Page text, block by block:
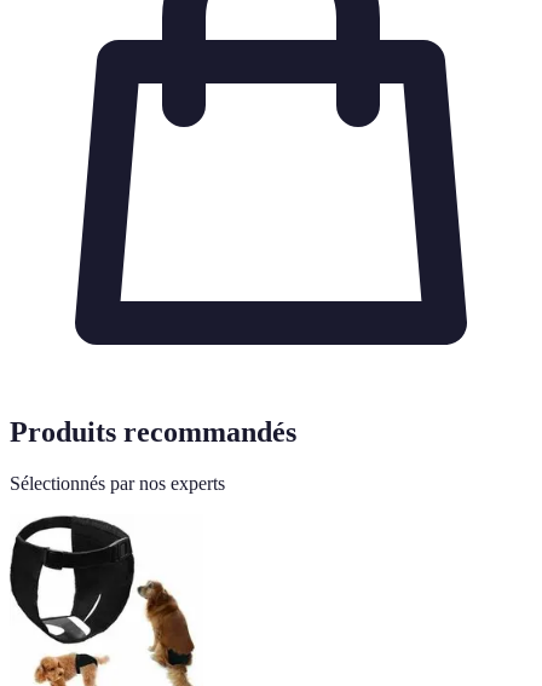
Produits recommandés
Sélectionnés par nos experts